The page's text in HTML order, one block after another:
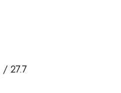
/ 27.7